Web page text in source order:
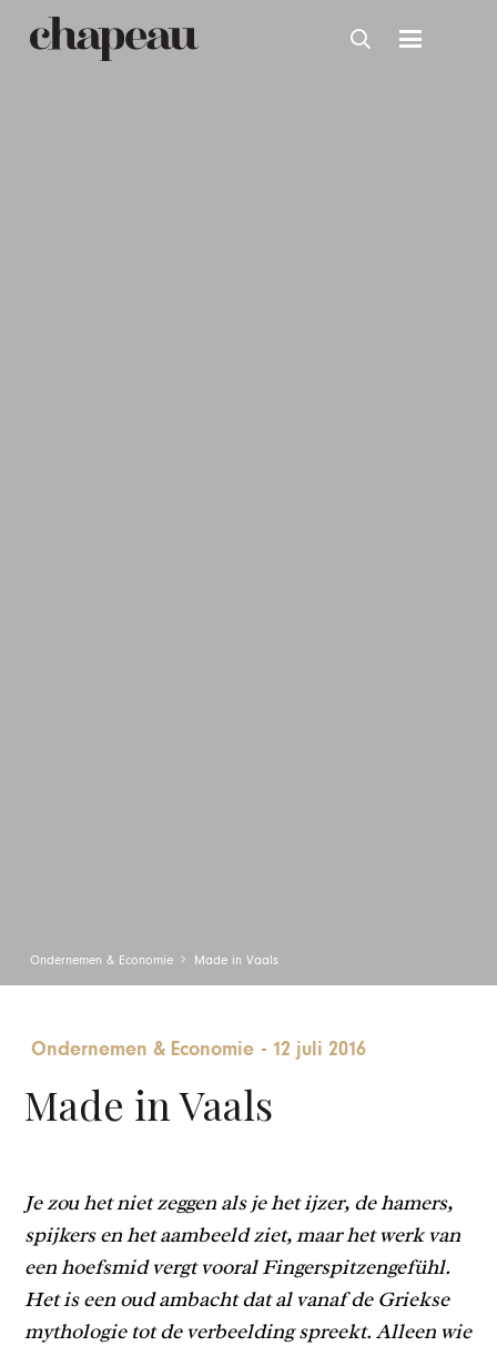
Ondernemen & Economie Made in Vaals
Ondernemen & Economie - 12 juli 2016
Made in Vaals
Je zou het niet zeggen als je het ijzer, de hamers,
spijkers en het aambeeld ziet, maar het werk van
een hoefsmid vergt vooral Fingerspitzengefühl.
Het is een oud ambacht dat al vanaf de Griekse
mythologie tot de verbeelding spreekt. Alleen wie